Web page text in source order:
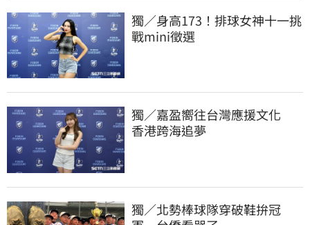
獨／身高173！排球女神十一挑
戰mini徵選
獨／嘉盈嚮往台灣應援文化
香港跨海追夢
獨／北勢棒球隊穿破鞋拚冠